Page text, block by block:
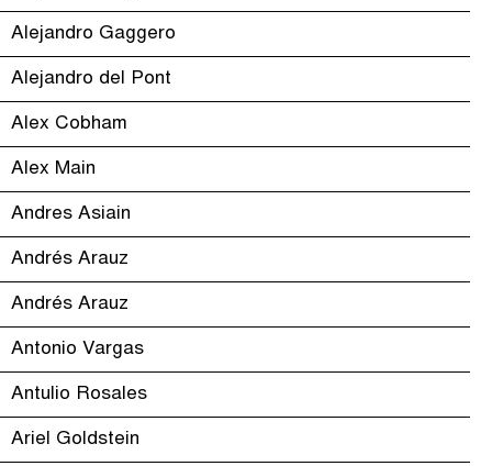
Alejandro Gaggero
Alejandro del Pont
Alex Cobham
Alex Main
Andres Asiain
Andrés Arauz
Andrés Arauz
Antonio Vargas
Antulio Rosales
Ariel Goldstein